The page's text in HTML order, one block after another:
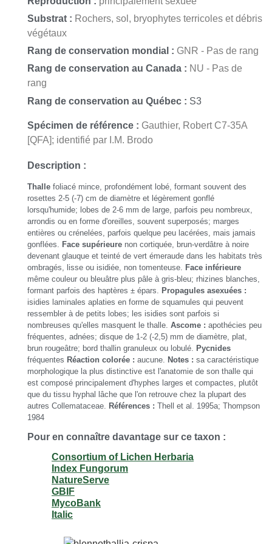
Clauzade
Substrat : Rochers, sol, bryophytes terricoles et débris
végétaux
Rang de conservation mondial : GNR - Pas de rang
Rang de conservation au Canada : NU - Pas de
rang
Rang de conservation au Québec : S3
Spécimen de référence : Gauthier, Robert C7-35A
[QFA]; identifié par I.M. Brodo
Description :
Thalle foliacé mince, profondément lobé, formant souvent des
rosettes 2-5 (-7) cm de diamètre et légèrement gonflé
lorsqu'humide; lobes de 2-6 mm de large, parfois peu nombreux,
arrondis ou en forme d'oreilles, souvent superposés; marges
entières ou crénelées, parfois quelque peu lacérées, mais jamais
gonflées.
Face supérieure non cortiquée, brun-verdâtre à noire
devenant glauque et teinté de vert émeraude dans les habitats très
ombragés, lisse ou isidiée, non tomenteuse.
Face inférieure
même couleur ou bleuâtre plus pâle à gris-bleu; rhizines blanches,
formant parfois des haptères ± épars.
Propagules asexuées :
isidies laminales aplaties en forme de squamules qui peuvent
ressembler à de petits lobes; les isidies sont parfois si
nombreuses qu'elles masquent le thalle. Ascome : apothécies peu
fréquentes, adnées; disque de 1-2 (-2,5) mm de diamètre, plat,
brun rougeâtre; bord thallin granuleux ou lobulé.
Pycnides
fréquentes Réaction colorée : aucune. Notes : sa caractéristique
morphologique la plus distinctive est l'anatomie de son thalle qui
est composé principalement d'hyphes larges et compactes, plutôt
que du tissu hyphal lâche que l'on retrouve chez la plupart des
autres Collemataceae.
Références : Thell et al. 1995a; Thompson
1984
Pour en connaître davantage sur ce taxon :
Consortium of Lichen Herbaria
Index Fungorum
NatureServe
GBIF
MycoBank
Italic